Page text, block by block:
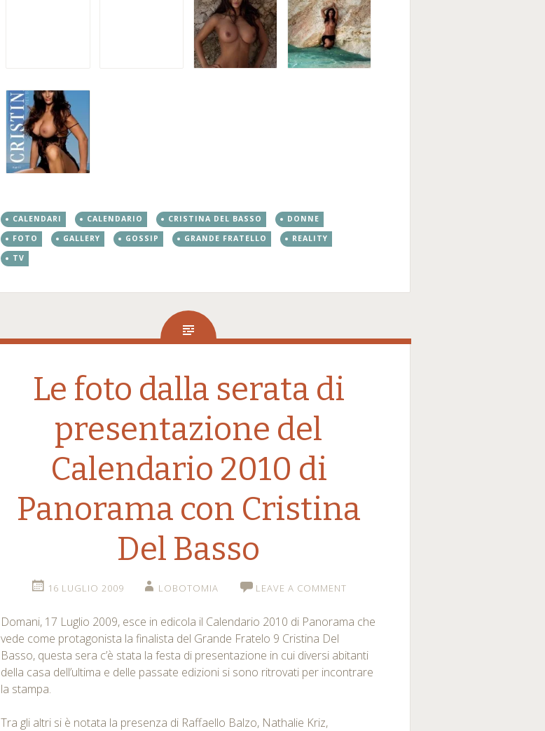
CALENDARI CALENDARIO CRISTINA DEL BASSO
DONNE
FOTO
GALLERY GOSSIP GRANDE FRATELLO
REALITY
TV
Le foto dalla serata di
presentazione del
Calendario 2010 di
Panorama con Cristina
Del Basso
16 LUGLIO 2009 LOBOTOMIA LEAVE A COMMENT
Domani, 17 Luglio 2009, esce in edicola il Calendario 2010 di Panorama che
vede come protagonista la finalista del Grande Fratelo 9 Cristina Del
Basso, questa sera c’è stata la festa di presentazione in cui diversi abitanti
della casa dell’ultima e delle passate edizioni si sono ritrovati per incontrare
la stampa.
Tra gli altri si è notata la presenza di Raffaello Balzo, Nathalie Kriz,